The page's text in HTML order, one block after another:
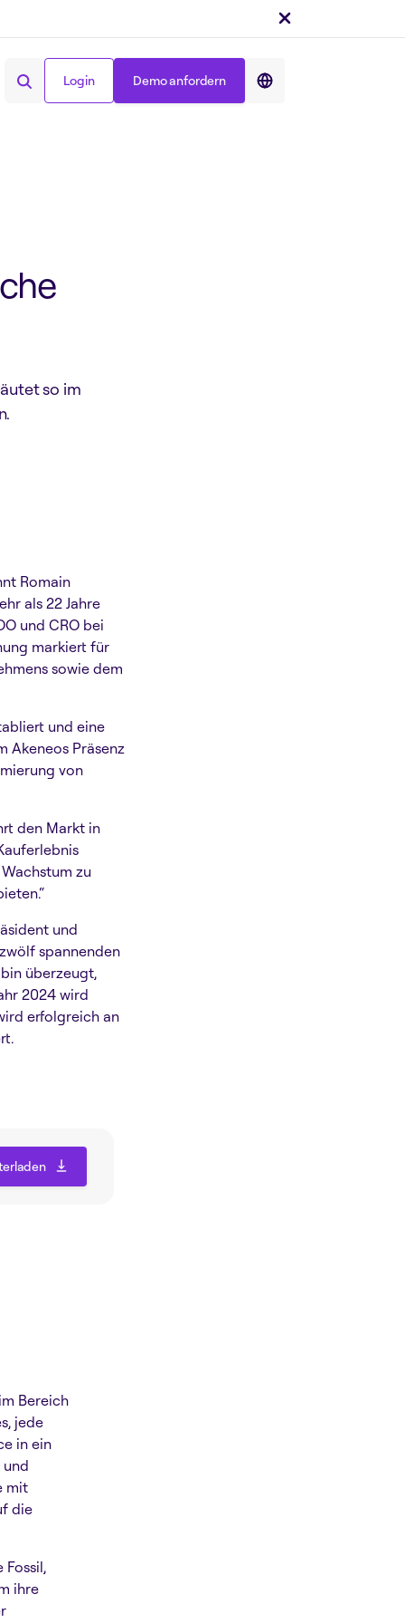
Login Demo anfordern
so im
Romain
als 22 Jahre
und CRO bei
markiert für
sowie dem
und eine
Akeneos Präsenz
von
den Markt in
zu
und
spannenden
überzeugt,
2024 wird
erfolgreich an
Bereich
jede
in ein
und
mit
die
ihre